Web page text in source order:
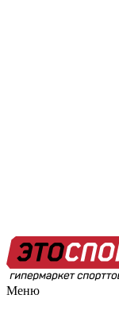
Меню